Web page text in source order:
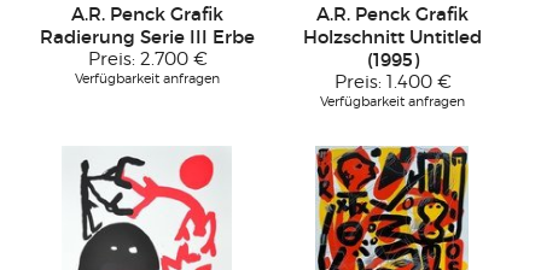
A.R. Penck Grafik
Radierung Serie III Erbe
Preis: 2.700 €
Verfügbarkeit anfragen
A.R. Penck Grafik
Holzschnitt Untitled
(1995)
Preis: 1.400 €
Verfügbarkeit anfragen